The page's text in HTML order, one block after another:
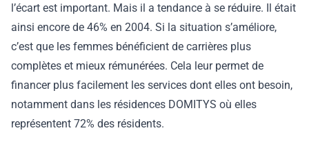
l’écart est important. Mais il a tendance à se réduire. Il était
ainsi encore de 46% en 2004. Si la situation s’améliore,
c’est que les femmes bénéficient de carrières plus
complètes et mieux rémunérées. Cela leur permet de
financer plus facilement les services dont elles ont besoin,
notamment dans les résidences DOMITYS où elles
représentent 72% des résidents.